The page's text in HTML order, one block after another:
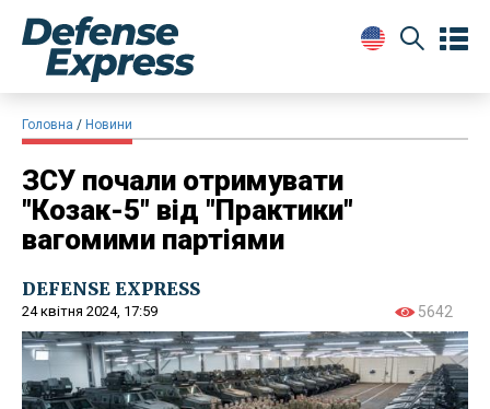
Головна Новини
ЗСУ почали отримувати
"Козак-5" від "Практики"
вагомими партіями
DEFENSE EXPRESS
24 квітня 2024, 17:59 5642